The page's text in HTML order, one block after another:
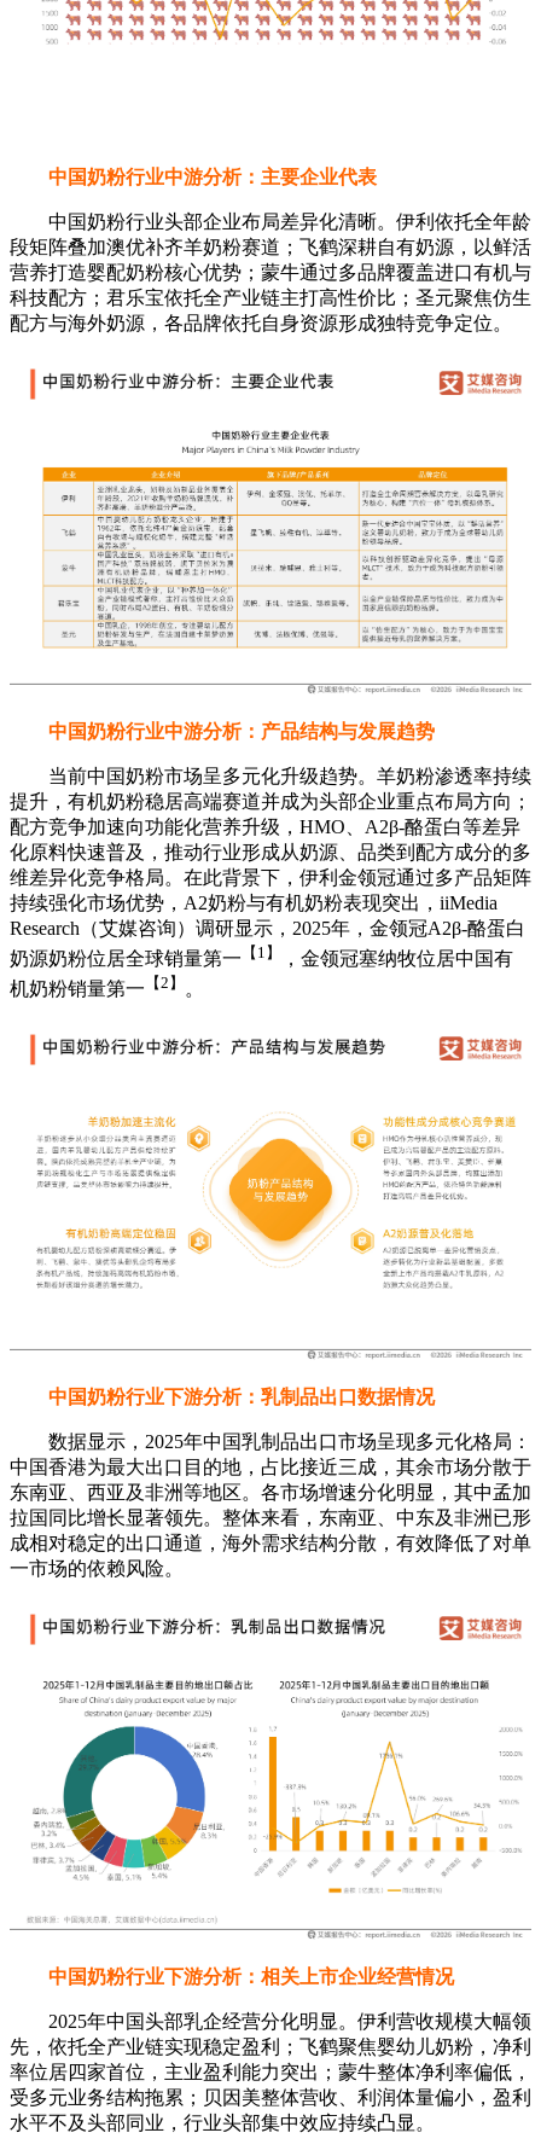
中国奶粉行业中游分析：主要企业代表
中国奶粉行业头部企业布局差异化清晰。伊利依托全年龄
段矩阵叠加澳优补齐羊奶粉赛道；飞鹤深耕自有奶源，以鲜活
营养打造婴配奶粉核心优势；蒙牛通过多品牌覆盖进口有机与
科技配方；君乐宝依托全产业链主打高性价比；圣元聚焦仿生
配方与海外奶源，各品牌依托自身资源形成独特竞争定位。
中国奶粉行业中游分析：产品结构与发展趋势
当前中国奶粉市场呈多元化升级趋势。羊奶粉渗透率持续
提升，有机奶粉稳居高端赛道并成为头部企业重点布局方向；
配方竞争加速向功能化营养升级，HMO、A2β-酪蛋白等差异
化原料快速普及，推动行业形成从奶源、品类到配方成分的多
维差异化竞争格局。在此背景下，伊利金领冠通过多产品矩阵
持续强化市场优势，A2奶粉与有机奶粉表现突出，iiMedia
Research（艾媒咨询）调研显示，2025年，金领冠A2β-酪蛋白
奶源奶粉位居全球销量第一 【1】
，金领冠塞纳牧位居中国有
机奶粉销量第一 【2】 。
中国奶粉行业下游分析：乳制品出口数据情况
数据显示，2025年中国乳制品出口市场呈现多元化格局：
中国香港为最大出口目的地，占比接近三成，其余市场分散于
东南亚、西亚及非洲等地区。各市场增速分化明显，其中孟加
拉国同比增长显著领先。整体来看，东南亚、中东及非洲已形
成相对稳定的出口通道，海外需求结构分散，有效降低了对单
一市场的依赖风险。
中国奶粉行业下游分析：相关上市企业经营情况
2025年中国头部乳企经营分化明显。伊利营收规模大幅领
先，依托全产业链实现稳定盈利；飞鹤聚焦婴幼儿奶粉，净利
率位居四家首位，主业盈利能力突出；蒙牛整体净利率偏低，
受多元业务结构拖累；贝因美整体营收、利润体量偏小，盈利
水平不及头部同业，行业头部集中效应持续凸显。